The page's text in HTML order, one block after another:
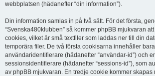
webbplatsen (hädanefter “din information”).
Din information samlas in på två sätt. För det första,
“Svenska480klubben” så kommer phpBB mjukvaran att
cookies, vilket är små textfiler som laddas ner till din
temporära filer. De två första cookisarna innehåller
användaridentifierare (hädanefter “användar-id”) och
sessionsidentifierare (hädanefter “sessions-id”), som
av phpBB mjukvaran. En tredje cookie kommer skapas